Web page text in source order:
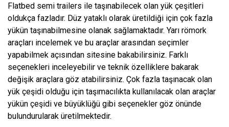
Flatbed semi trailers ile taşınabilecek olan yük çeşitleri
oldukça fazladır. Düz yataklı olarak üretildiği için çok fazla
yükün taşınabilmesine olanak sağlamaktadır. Yarı römork
araçları incelemek ve bu araçlar arasından seçimler
yapabilmek açısından sitesine bakabilirsiniz. Farklı
seçenekleri inceleyebilir ve teknik özelliklere bakarak
değişik araçlara göz atabilirsiniz. Çok fazla taşınacak olan
yük çeşidi olduğu için taşımacılıkta kullanılacak olan araçlar
yükün çeşidi ve büyüklüğü gibi seçenekler göz önünde
bulundurularak üretilmektedir.